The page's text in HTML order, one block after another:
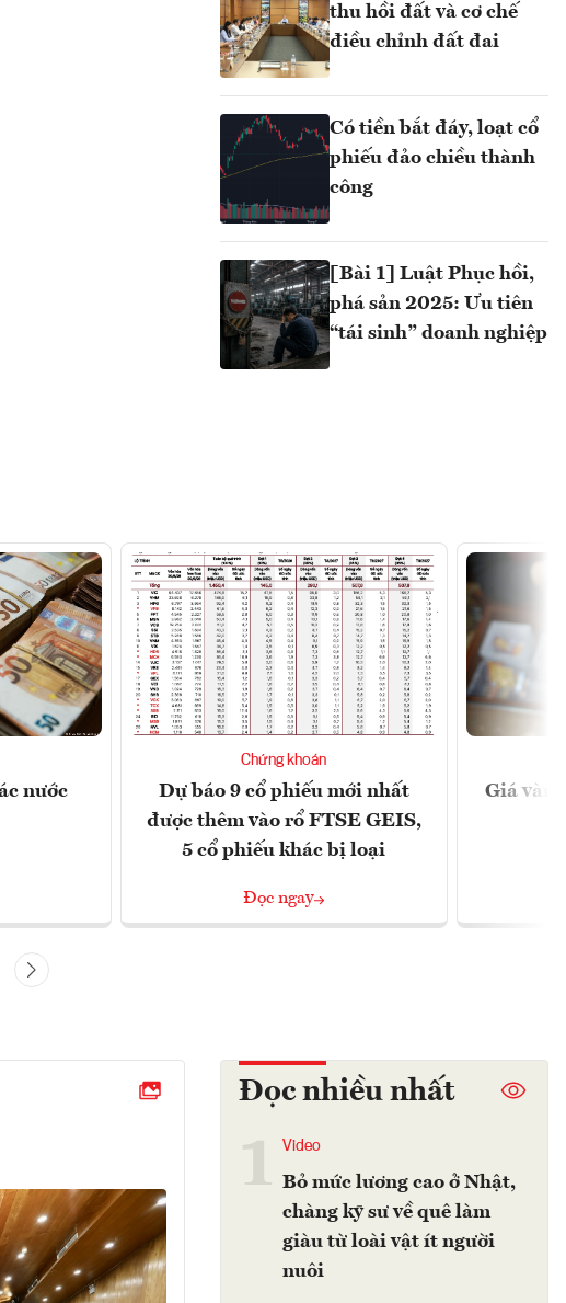
thu hồi đất và cơ chế
điều chỉnh đất đai
Có tiền bắt đáy, loạt cổ
phiếu đảo chiều thành
công
[Bài 1] Luật Phục hồi,
phá sản 2025: Ưu tiên
“tái sinh” doanh nghiệp
nước
Chứng khoán
Dự báo 9 cổ phiếu mới nhất
được thêm vào rổ FTSE GEIS,
5 cổ phiếu khác bị loại
Đọc ngay
Giá
Đọc nhiều nhất
Video
Bỏ mức lương cao ở Nhật,
chàng kỹ sư về quê làm
giàu từ loài vật ít người
nuôi